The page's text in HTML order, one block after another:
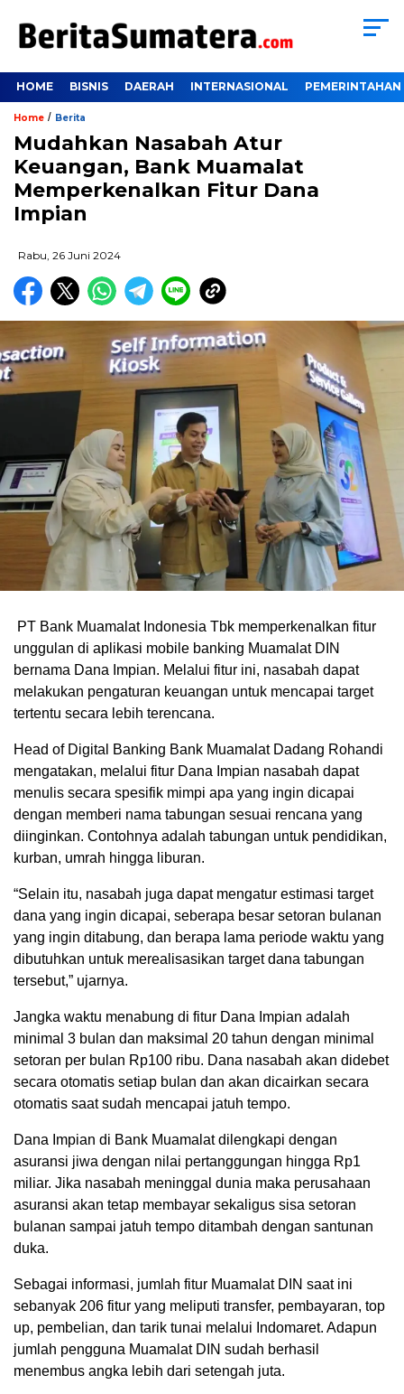
HOME BISNIS DAERAH INTERNASIONAL PEMERINTAHAN
Home / Berita
Mudahkan Nasabah Atur
Keuangan, Bank Muamalat
Memperkenalkan Fitur Dana
Impian
Rabu, 26 Juni 2024
PT Bank Muamalat Indonesia Tbk memperkenalkan fitur
unggulan di aplikasi mobile banking Muamalat DIN
bernama Dana Impian. Melalui fitur ini, nasabah dapat
melakukan pengaturan keuangan untuk mencapai target
tertentu secara lebih terencana.
Head of Digital Banking Bank Muamalat Dadang Rohandi
mengatakan, melalui fitur Dana Impian nasabah dapat
menulis secara spesifik mimpi apa yang ingin dicapai
dengan memberi nama tabungan sesuai rencana yang
diinginkan. Contohnya adalah tabungan untuk pendidikan,
kurban, umrah hingga liburan.
“Selain itu, nasabah juga dapat mengatur estimasi target
dana yang ingin dicapai, seberapa besar setoran bulanan
yang ingin ditabung, dan berapa lama periode waktu yang
dibutuhkan untuk merealisasikan target dana tabungan
tersebut,” ujarnya.
Jangka waktu menabung di fitur Dana Impian adalah
minimal 3 bulan dan maksimal 20 tahun dengan minimal
setoran per bulan Rp100 ribu. Dana nasabah akan didebet
secara otomatis setiap bulan dan akan dicairkan secara
otomatis saat sudah mencapai jatuh tempo.
Dana Impian di Bank Muamalat dilengkapi dengan
asuransi jiwa dengan nilai pertanggungan hingga Rp1
miliar. Jika nasabah meninggal dunia maka perusahaan
asuransi akan tetap membayar sekaligus sisa setoran
bulanan sampai jatuh tempo ditambah dengan santunan
duka.
Sebagai informasi, jumlah fitur Muamalat DIN saat ini
sebanyak 206 fitur yang meliputi transfer, pembayaran, top
up, pembelian, dan tarik tunai melalui Indomaret. Adapun
jumlah pengguna Muamalat DIN sudah berhasil
menembus angka lebih dari setengah juta.